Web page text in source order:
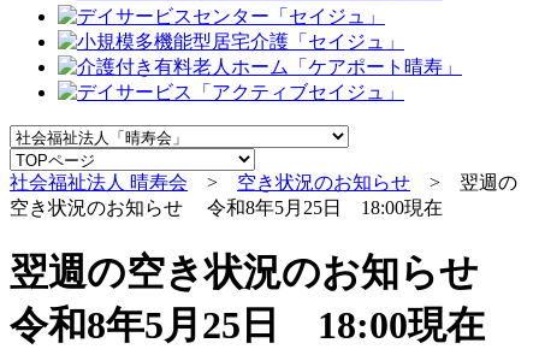
社会福祉法人 晴寿会 > 空き状況のお知らせ > 翌週の
空き状況のお知らせ 令和8年5月25日 18:00現在
翌週の空き状況のお知らせ
令和8年5月25日 18:00現在